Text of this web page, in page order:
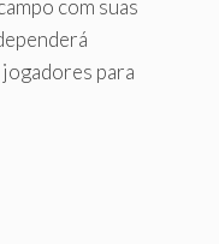
com suas
para